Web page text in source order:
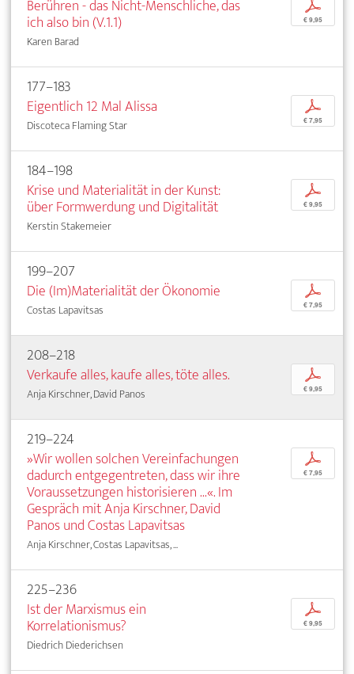
Berühren - das Nicht-Menschliche, das
ich also bin (V.1.1)
Karen Barad
p
€ 9,95
177–183
Eigentlich 12 Mal Alissa
Discoteca Flaming Star
p
€ 7,95
184–198
Krise und Materialität in der Kunst:
über Formwerdung und Digitalität
Kerstin Stakemeier
p
€ 9,95
199–207
Die (Im)Materialität der Ökonomie
Costas Lapavitsas
p
€ 7,95
208–218
Verkaufe alles, kaufe alles, töte alles.
Anja Kirschner, David Panos
p
€ 9,95
219–224
»Wir wollen solchen Vereinfachungen
dadurch entgegentreten, dass wir ihre
Voraussetzungen historisieren ...«. Im
Gespräch mit Anja Kirschner, David
Panos und Costas Lapavitsas
Anja Kirschner, Costas Lapavitsas, ...
p
€ 7,95
225–236
Ist der Marxismus ein
Korrelationismus?
Diedrich Diederichsen
p
€ 9,95